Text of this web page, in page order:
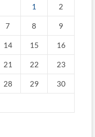
1 2
7 8 9
14 15 16
21 22 23
28 29 30